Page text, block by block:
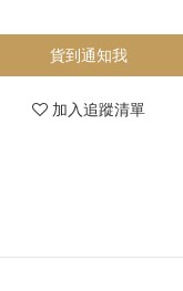
貨到通知我
加入追蹤清單